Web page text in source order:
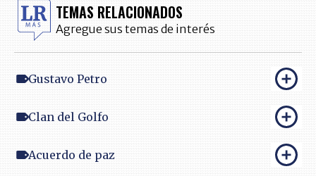
TEMAS RELACIONADOS
Agregue sus temas de interés
Gustavo Petro
Clan del Golfo
Acuerdo de paz